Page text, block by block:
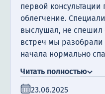
первой консультации
облегчение.
выслушал, не спешил
встреч мы разобрали
начала нормально
профессионализм.
Читать полностью
23.06.2025